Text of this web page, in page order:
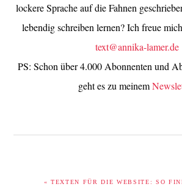
lockere Sprache auf die Fahnen
lebendig schreiben lernen? Ich freue
text@annika-lamer.de
PS: Schon über 4.000 Abonnenten und
geht es zu meinem
BEITRAG:
« TEXTEN FÜR DIE WEBSITE: SO